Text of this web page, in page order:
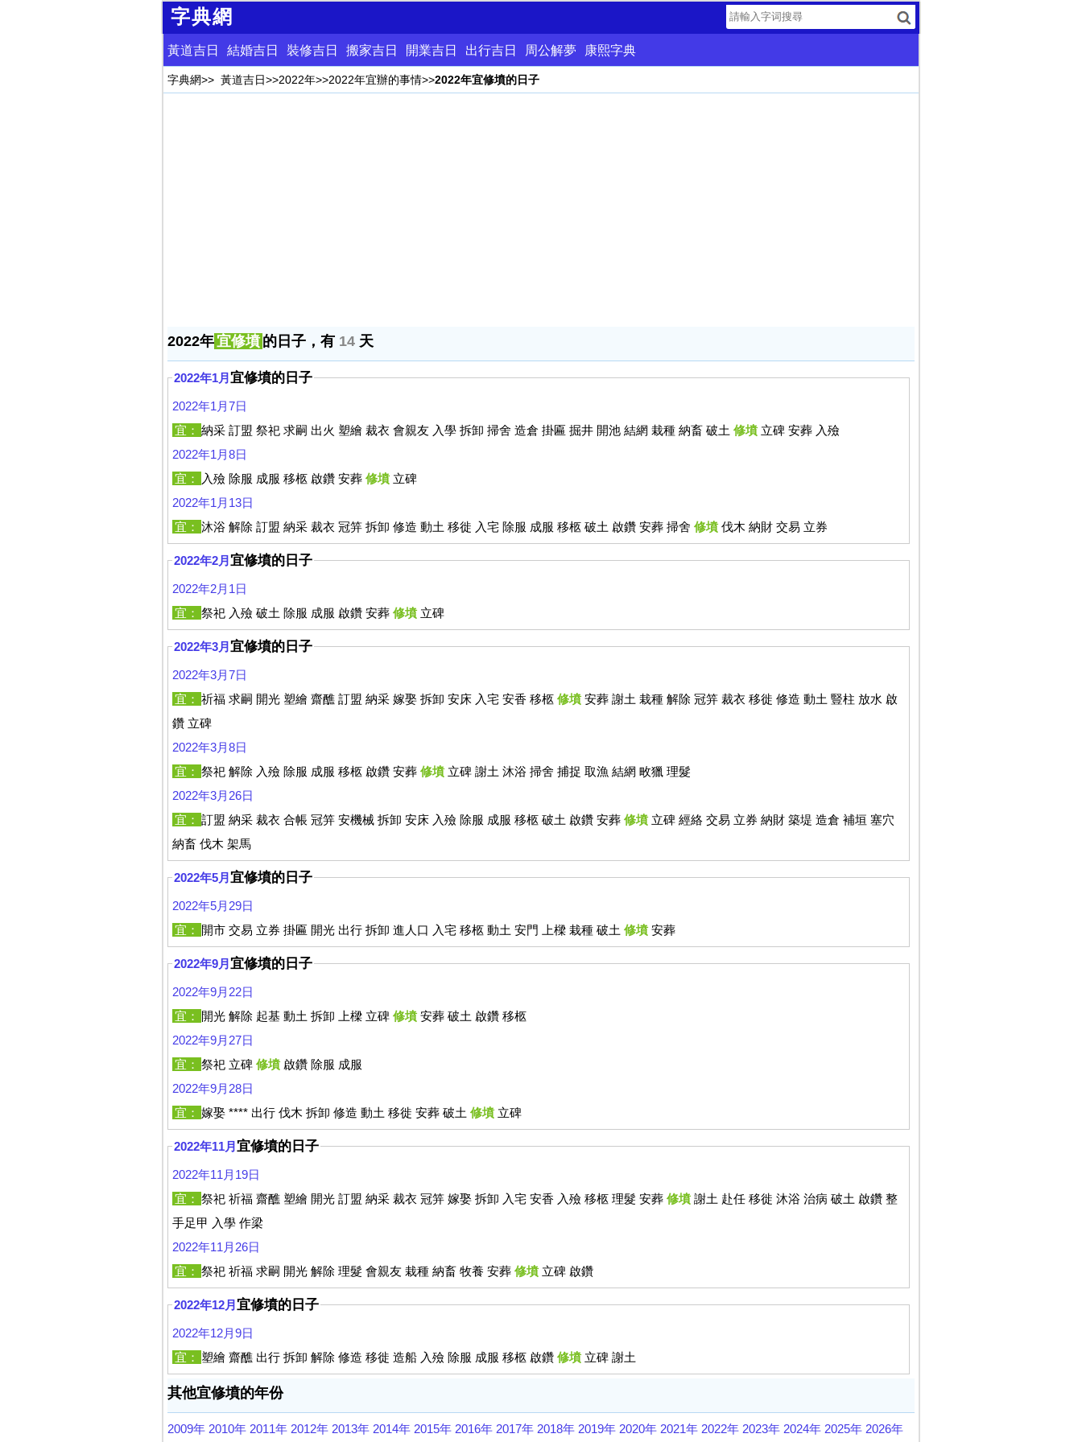
字典網
黃道吉日 結婚吉日 裝修吉日 搬家吉日 開業吉日 出行吉日 周公解夢 康熙字典
字典網>> 黃道吉日>>2022年>>2022年宜辦的事情>>2022年宜修墳的日子
2022年宜修墳 的日子，有 14天
2022年1月 宜修墳的日子
2022年1月7日
宜： 納采 訂盟 祭祀 求嗣 出火 塑繪 裁衣 會親友 入學 拆卸 掃舍 造倉 掛匾 掘井 開池 結網 栽種 納畜 破土 修墳立碑 安葬 入殮
2022年1月8日
宜：
入殮 除服 成服 移柩 啟鑽 安葬 修墳立碑
2022年1月13日
宜： 沐浴 解除 訂盟 納采 裁衣 冠笄 拆卸 修造 動土 移徙 入宅 除服 成服 移柩 破土 啟鑽 安葬 掃舍 修墳伐木 納財 交易 立券
2022年2月 宜修墳的日子
2022年2月1日
宜： 祭祀 入殮 破土 除服 成服 啟鑽 安葬 修墳立碑
2022年3月 宜修墳的日子
2022年3月7日
宜： 祈福 求嗣 開光 塑繪 齋醮 訂盟 納采 嫁娶 拆卸 安床 入宅 安香 移柩 修墳安葬 謝土 栽種 解除 冠笄 裁衣 移徙 修造 動土 豎柱 放水 啟
鑽 立碑
2022年3月8日
宜： 祭祀 解除 入殮 除服 成服 移柩 啟鑽 安葬 修墳立碑 謝土 沐浴 掃舍 捕捉 取漁 結網 畋獵 理髮
2022年3月26日
宜： 訂盟 納采 裁衣 合帳 冠笄 安機械 拆卸 安床 入殮 除服 成服 移柩 破土 啟鑽 安葬 修墳立碑 經絡 交易 立券 納財 築堤 造倉 補垣 塞穴
納畜 伐木 架馬
2022年5月 宜修墳的日子
2022年5月29日
宜： 開市 交易 立券 掛匾 開光 出行 拆卸 進人口 入宅 移柩 動土 安門 上樑 栽種 破土 修墳安葬
2022年9月 宜修墳的日子
2022年9月22日
宜： 開光 解除 起基 動土 拆卸 上樑 立碑 修墳安葬 破土 啟鑽 移柩
2022年9月27日
宜： 祭祀 立碑 修墳啟鑽 除服 成服
2022年9月28日
宜： 嫁娶 **** 出行 伐木 拆卸 修造 動土 移徙 安葬 破土 修墳立碑
2022年11月 宜修墳的日子
2022年11月19日
宜： 祭祀 祈福 齋醮 塑繪 開光 訂盟 納采 裁衣 冠笄 嫁娶 拆卸 入宅 安香 入殮 移柩 理髮 安葬 修墳謝土 赴任 移徙 沐浴 治病 破土 啟鑽 整
手足甲 入學 作梁
2022年11月26日
宜： 祭祀 祈福 求嗣 開光 解除 理髮 會親友 栽種 納畜 牧養 安葬 修墳立碑 啟鑽
2022年12月 宜修墳的日子
2022年12月9日
宜： 塑繪 齋醮 出行 拆卸 解除 修造 移徙 造船 入殮 除服 成服 移柩 啟鑽 修墳立碑 謝土
其他宜修墳的年份
2009年 2010年 2011年 2012年 2013年 2014年 2015年 2016年 2017年 2018年 2019年 2020年 2021年 2022年 2023年 2024年 2025年 2026年